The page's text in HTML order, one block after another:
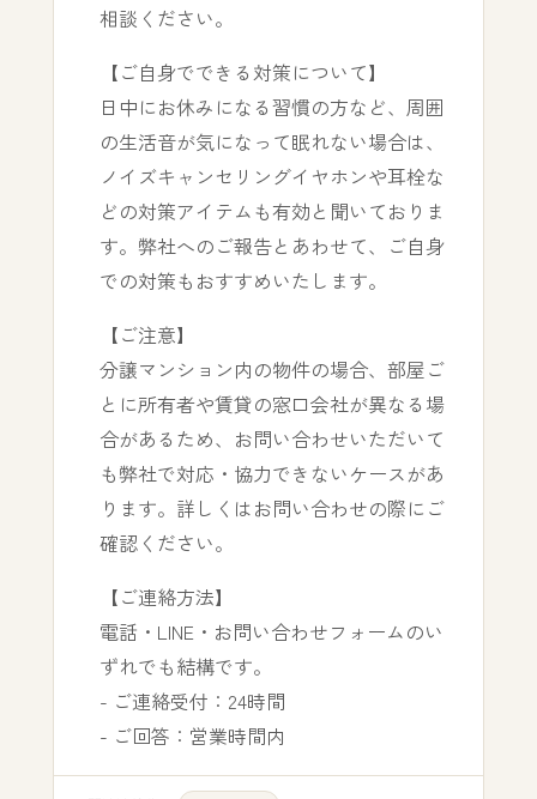
相談ください。
【ご自身でできる対策について】
日中にお休みになる習慣の方など、周囲
の生活音が気になって眠れない場合は、
ノイズキャンセリングイヤホンや耳栓な
どの対策アイテムも有効と聞いておりま
す。弊社へのご報告とあわせて、ご自身
での対策もおすすめいたします。
【ご注意】
分譲マンション内の物件の場合、部屋ご
とに所有者や賃貸の窓口会社が異なる場
合があるため、お問い合わせいただいて
も弊社で対応・協力できないケースがあ
ります。詳しくはお問い合わせの際にご
確認ください。
【ご連絡方法】
電話・LINE・お問い合わせフォームのい
ずれでも結構です。
- ご連絡受付：24時間
- ご回答：営業時間内